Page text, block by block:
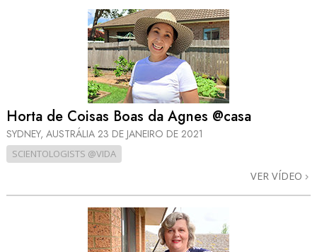
Horta de Coisas Boas da Agnes @casa
SYDNEY, AUSTRÁLIA 23 DE JANEIRO DE 2021
SCIENTOLOGISTS @VIDA
VER VÍDEO